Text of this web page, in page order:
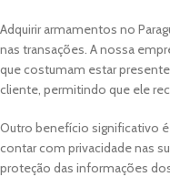
Adquirir armamentos no
nas transações. A nossa
que costumam estar
cliente, permitindo que ele
Outro benefício significativo
contar com privacidade nas
proteção das informações